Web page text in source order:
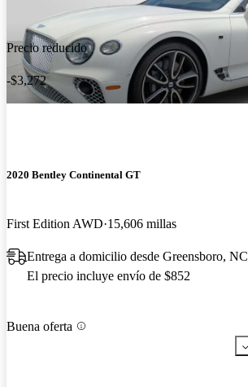
Precio reducido
-$3,272
2020 Bentley Continental GT
First Edition AWD 15,606 millas
Entrega a domicilio desde Greensboro, NC
El precio incluye envío de $852
Buena oferta